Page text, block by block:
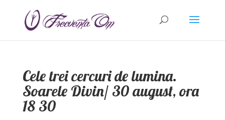
Cele trei cercuri de lumina.
Soarele Divin/ 30 august, ora
18 30